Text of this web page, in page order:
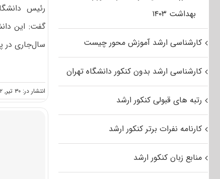
رئیس
گفت: این
سال‌جاری در
انتشار در: ۳۰ تیر, ۱۳۹۲
بهداشت ۱۴۰۳
کارشناسی ارشد آموزش محور چیست
کارشناسی ارشد بدون کنکور دانشگاه تهران
رتبه های قبولی کنکور ارشد
کارنامه نفرات برتر کنکور ارشد
منابع زبان کنکور ارشد